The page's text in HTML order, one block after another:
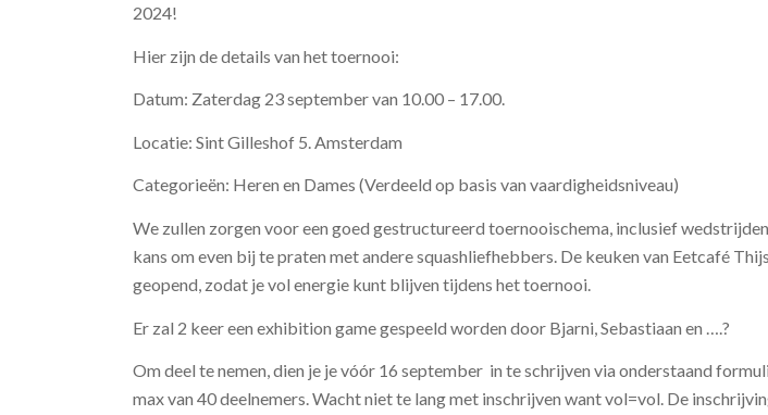
2024!
Hier zijn de details van het toernooi:
Datum: Zaterdag 23 september van 10.00 – 17.00.
Locatie: Sint Gilleshof 5. Amsterdam
Categorieën: Heren en Dames (Verdeeld op basis van vaardigheidsniveau)
We zullen zorgen voor een goed gestructureerd toernooischema, inclusief
kans om even bij te praten met andere squashliefhebbers. De keuken van Eetcafé
geopend, zodat je vol energie kunt blijven tijdens het toernooi.
Er zal 2 keer een exhibition game gespeeld worden door Bjarni, Sebastiaan en ….?
Om deel te nemen, dien je je vóór 16 september in te schrijven via onderstaand
max van 40 deelnemers. Wacht niet te lang met inschrijven want vol=vol. De